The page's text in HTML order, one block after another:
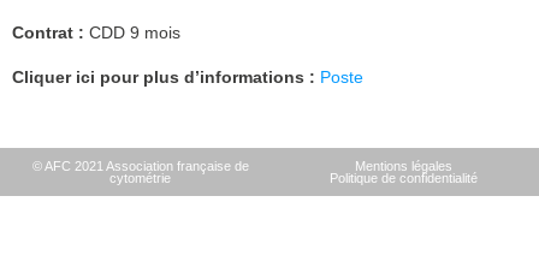
Contrat : CDD 9 mois
Cliquer ici pour plus d’informations : Poste
© AFC 2021 Association française de
cytométrie
Mentions légales
Politique de confidentialité